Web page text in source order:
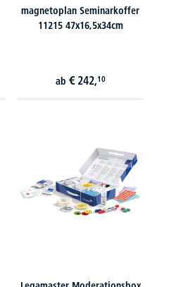
magnetoplan Seminarkoffer
11215 47x16,5x34cm
ab € 242,10